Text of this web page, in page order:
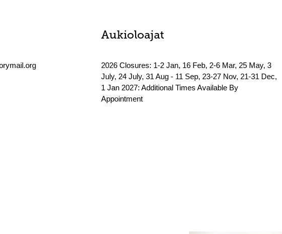
Aukioloajat
2026 Closures: 1-2 Jan, 16 Feb, 2-6 Mar, 25 May, 3
July, 24 July, 31 Aug - 11 Sep, 23-27 Nov, 21-31 Dec,
1 Jan 2027: Additional Times Available By
Appointment